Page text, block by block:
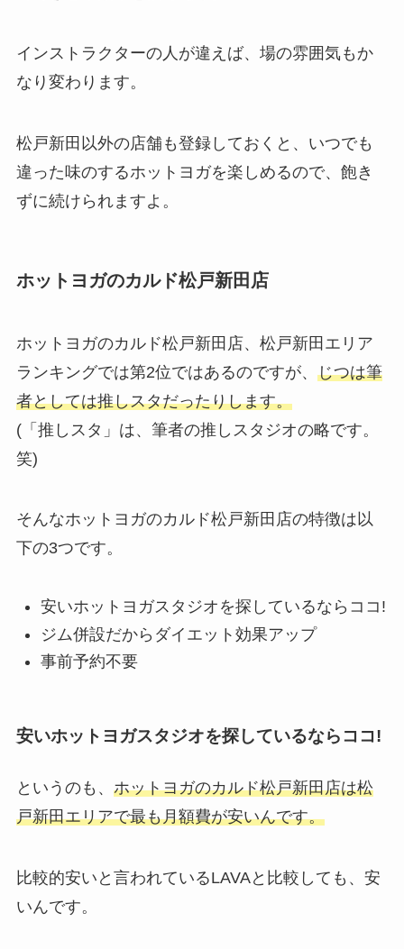
インストラクターの人が違えば、場の雰囲気もか
なり変わります。
松戸新田以外の店舗も登録しておくと、いつでも
違った味のするホットヨガを楽しめるので、飽き
ずに続けられますよ。
ホットヨガのカルド松戸新田店
ホットヨガのカルド松戸新田店、松戸新田エリア
ランキングでは第2位ではあるのですが、 じつは筆
者としては推しスタだったりします。
(「推しスタ」は、筆者の推しスタジオの略です。
笑)
そんなホットヨガのカルド松戸新田店の特徴は以
下の3つです。
安いホットヨガスタジオを探しているならココ!
ジム併設だからダイエット効果アップ
事前予約不要
安いホットヨガスタジオを探しているならココ!
というのも、 ホットヨガのカルド松戸新田店は松
戸新田エリアで最も月額費が安いんです。
比較的安いと言われているLAVAと比較しても、安
いんです。